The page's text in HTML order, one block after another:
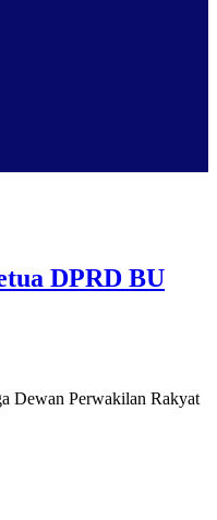
DPRD BU
Dewan Perwakilan Rakyat